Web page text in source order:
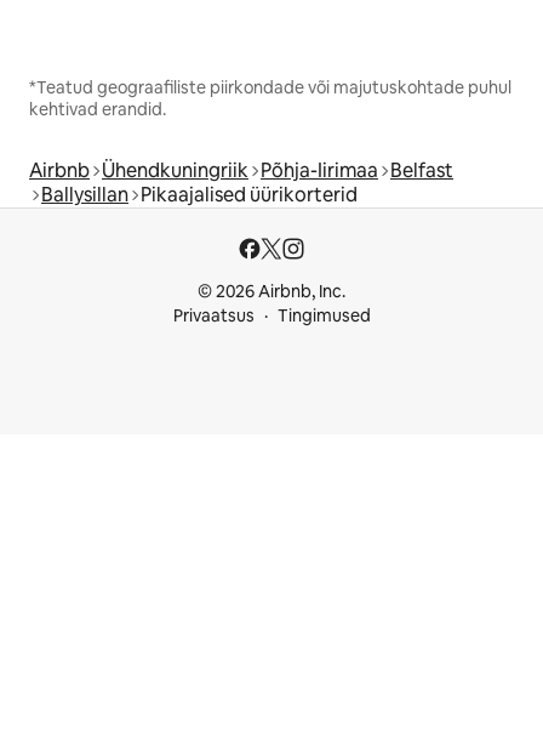
*Teatud geograafiliste piirkondade või majutuskohtade puhul
kehtivad erandid.
Airbnb Ühendkuningriik Põhja-Iirimaa Belfast
Ballysillan Pikaajalised üürikorterid
© 2026 Airbnb, Inc.
Privaatsus
Tingimused